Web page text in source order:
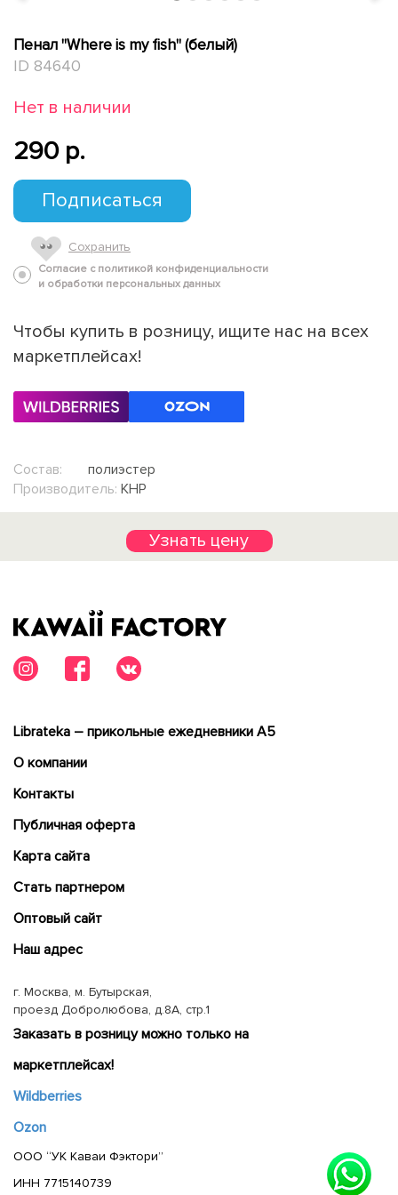
Пенал "Where is my fish" (белый)
ID 84640
Нет в наличии
290 p.
Подписаться
Сохранить
Согласие с политикой конфиденциальности
и обработки персональных данных
Чтобы купить в розницу, ищите нас на всех
маркетплейсах!
Состав:
полиэстер
Производитель: КНР
Узнать цену
Librateka – прикольные ежедневники А5
О компании
Контакты
Публичная оферта
Карта сайта
Cтать партнером
Оптовый сайт
Наш адрес
г. Москва, м. Бутырская,
проезд Добролюбова, д.8А, стр.1
Заказать в розницу можно только на
маркетплейсах!
Wildberries
Ozon
ООО “УК Каваи Фэктори”
ИНН 7715140739